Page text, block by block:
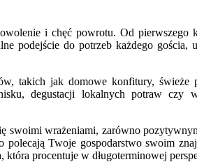
i chęć powrotu. Od pierwszego
podejście do potrzeb każdego
takich jak domowe konfitury,
degustacji lokalnych potraw czy
swoimi wrażeniami, zarówno
Twoje gospodarstwo swoim
procentuje w długoterminowej